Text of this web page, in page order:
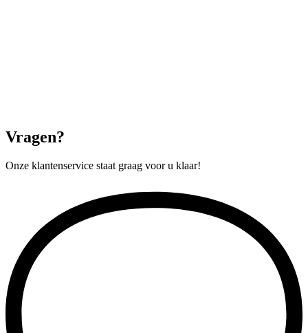
Vragen?
Onze klantenservice staat graag voor u klaar!